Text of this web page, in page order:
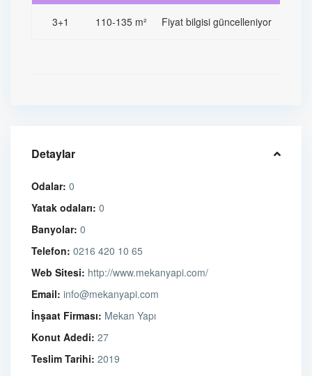
3+1 110-135 m² Fiyat bilgisi güncelleniyor
Detaylar
Odalar: 0
Yatak odaları: 0
Banyolar: 0
Telefon: 0216 420 10 65
Web Sitesi: http://www.mekanyapi.com/
Email: info@mekanyapi.com
İnşaat Firması: Mekan Yapı
Konut Adedi: 27
Teslim Tarihi: 2019